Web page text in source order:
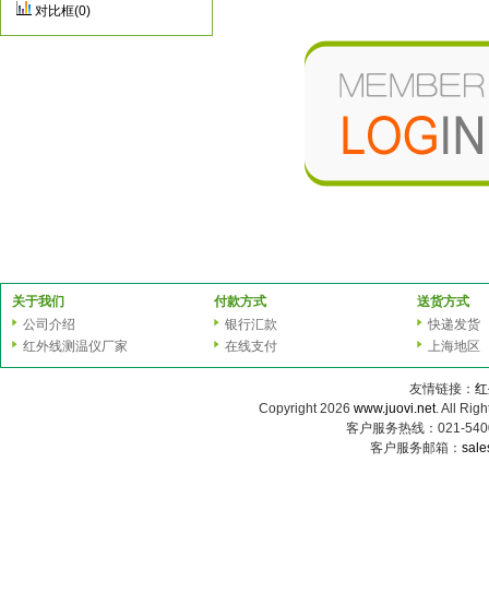
对比框(0)
关于我们
公司介绍
红外线测温仪厂家
付款方式
银行汇款
在线支付
送货方式
快递发货
上海地区
友情链接：
Copyright 2026 www.juovi.net. All
客户服务热线：021-
客户服务邮箱：